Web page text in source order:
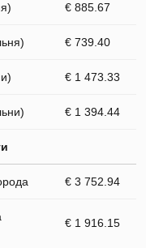
€ 885.67
€ 739.40
€ 1 473.33
€ 1 394.44
€ 3 752.94
€ 1 916.15